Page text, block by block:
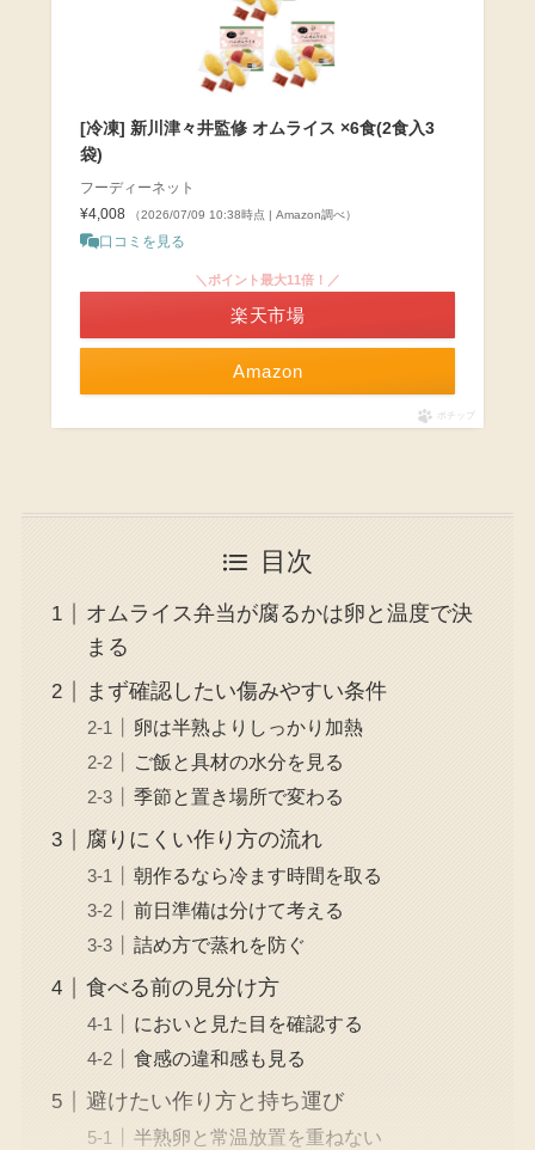
[冷凍] 新川津々井監修 オムライス ×6食(2食入3
袋)
フーディーネット
¥4,008
（2026/07/09 10:38時点 | Amazon調べ）
口コミを見る
Amazon
＼ポイント最大11倍！／
楽天市場
ポチップ
目次
オムライス弁当が腐るかは卵と温度で決
まる
まず確認したい傷みやすい条件
卵は半熟よりしっかり加熱
ご飯と具材の水分を見る
季節と置き場所で変わる
腐りにくい作り方の流れ
朝作るなら冷ます時間を取る
前日準備は分けて考える
詰め方で蒸れを防ぐ
食べる前の見分け方
においと見た目を確認する
食感の違和感も見る
避けたい作り方と持ち運び
半熟卵と常温放置を重ねない